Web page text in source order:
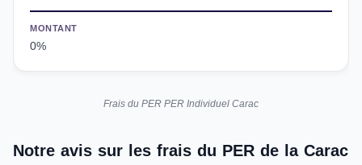
MONTANT
0%
Frais du PER PER Individuel Carac
Notre avis sur les frais du PER de la Carac